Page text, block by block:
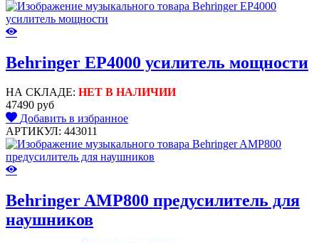
Behringer EP4000 усилитель мощности
НА СКЛАДЕ: НЕТ В НАЛИЧИИ
47490 руб
Добавить в избранное
АРТИКУЛ: 443011
Behringer AMP800 предусилитель для
наушников